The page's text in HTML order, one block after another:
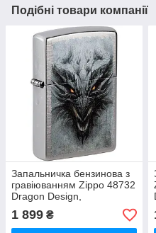
Подібні товари компанії
Запальничка бензинова з
гравіюванням Zippo 48732
Dragon Design,
запальничка металева,
запальничка вічна
1 899 ₴